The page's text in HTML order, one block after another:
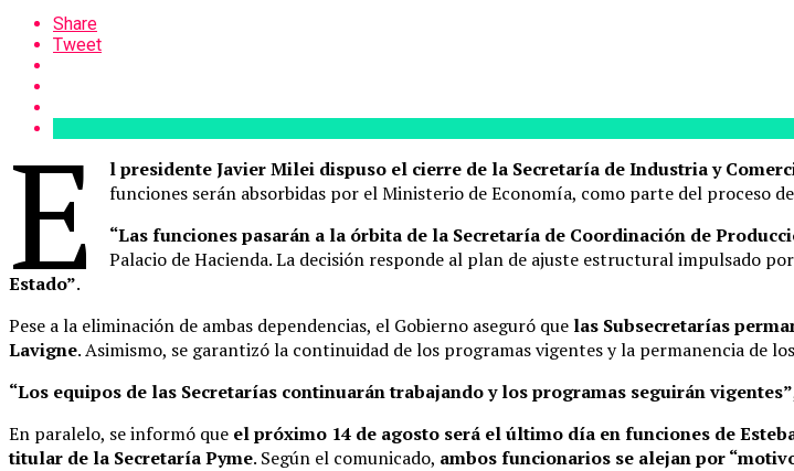
Share
Tweet
E l presidente Javier Milei dispuso el cierre de la Secretaría de Industria y
funciones serán absorbidas por el Ministerio de Economía, como parte del proceso
“Las funciones pasarán a la órbita de la Secretaría de Coordinación de
Palacio de Hacienda. La decisión responde al plan de ajuste estructural impulsado
Estado”.
Pese a la eliminación de ambas dependencias, el Gobierno aseguró que las Subsecretarías
Lavigne. Asimismo, se garantizó la continuidad de los programas vigentes y la permanencia de
“Los equipos de las Secretarías continuarán trabajando y los programas seguirán vigentes”
En paralelo, se informó que el próximo 14 de agosto será el último día en funciones de
titular de la Secretaría Pyme. Según el comunicado, ambos funcionarios se alejan por